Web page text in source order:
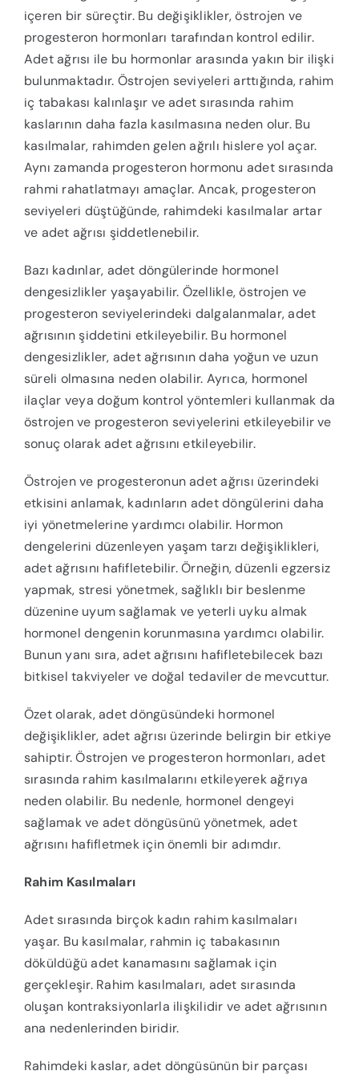
içeren bir süreçtir. Bu değişiklikler, östrojen ve
progesteron hormonları tarafından kontrol edilir.
Adet ağrısı ile bu hormonlar arasında yakın bir ilişki
bulunmaktadır. Östrojen seviyeleri arttığında, rahim
iç tabakası kalınlaşır ve adet sırasında rahim
kaslarının daha fazla kasılmasına neden olur. Bu
kasılmalar, rahimden gelen ağrılı hislere yol açar.
Aynı zamanda progesteron hormonu adet sırasında
rahmi rahatlatmayı amaçlar. Ancak, progesteron
seviyeleri düştüğünde, rahimdeki kasılmalar artar
ve adet ağrısı şiddetlenebilir.
Bazı kadınlar, adet döngülerinde hormonel
dengesizlikler yaşayabilir. Özellikle, östrojen ve
progesteron seviyelerindeki dalgalanmalar, adet
ağrısının şiddetini etkileyebilir. Bu hormonel
dengesizlikler, adet ağrısının daha yoğun ve uzun
süreli olmasına neden olabilir. Ayrıca, hormonel
ilaçlar veya doğum kontrol yöntemleri kullanmak da
östrojen ve progesteron seviyelerini etkileyebilir ve
sonuç olarak adet ağrısını etkileyebilir.
Östrojen ve progesteronun adet ağrısı üzerindeki
etkisini anlamak, kadınların adet döngülerini daha
iyi yönetmelerine yardımcı olabilir. Hormon
dengelerini düzenleyen yaşam tarzı değişiklikleri,
adet ağrısını hafifletebilir. Örneğin, düzenli egzersiz
yapmak, stresi yönetmek, sağlıklı bir beslenme
düzenine uyum sağlamak ve yeterli uyku almak
hormonel dengenin korunmasına yardımcı olabilir.
Bunun yanı sıra, adet ağrısını hafifletebilecek bazı
bitkisel takviyeler ve doğal tedaviler de mevcuttur.
Özet olarak, adet döngüsündeki hormonel
değişiklikler, adet ağrısı üzerinde belirgin bir etkiye
sahiptir. Östrojen ve progesteron hormonları, adet
sırasında rahim kasılmalarını etkileyerek ağrıya
neden olabilir. Bu nedenle, hormonel dengeyi
sağlamak ve adet döngüsünü yönetmek, adet
ağrısını hafifletmek için önemli bir adımdır.
Rahim Kasılmaları
Adet sırasında birçok kadın rahim kasılmaları
yaşar. Bu kasılmalar, rahmin iç tabakasının
döküldüğü adet kanamasını sağlamak için
gerçekleşir. Rahim kasılmaları, adet sırasında
oluşan kontraksiyonlarla ilişkilidir ve adet ağrısının
ana nedenlerinden biridir.
Rahimdeki kaslar, adet döngüsünün bir parçası